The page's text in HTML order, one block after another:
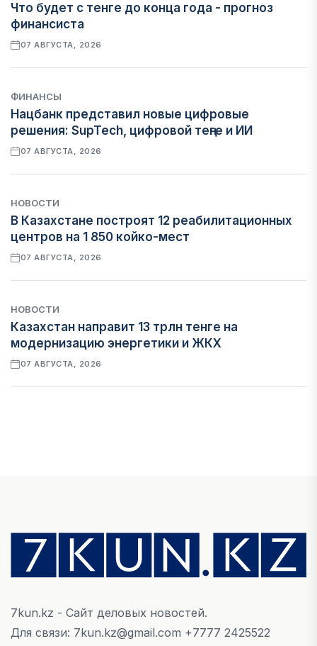
Что будет с тенге до конца года - прогноз
финансиста
07 АВГУСТА, 2026
ФИНАНСЫ
Нацбанк представил новые цифровые
решения: SupTech, цифровой теңге и ИИ
07 АВГУСТА, 2026
НОВОСТИ
В Казахстане построят 12 реабилитационных
центров на 1 850 койко-мест
07 АВГУСТА, 2026
НОВОСТИ
Казахстан направит 13 трлн тенге на
модернизацию энергетики и ЖКХ
07 АВГУСТА, 2026
Денежно-кредитная политика влияет не
только на спрос, но и на предложение труда
07 АВГУСТА, 2026
НОВОСТИ
7kun.kz - Сайт деловых новостей.
Для связи: 7kun.kz@gmail.com +7777 2425522